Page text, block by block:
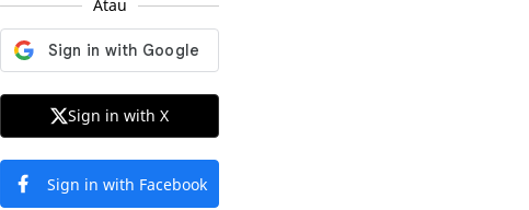
Atau
Sign in with X
Sign in with Facebook